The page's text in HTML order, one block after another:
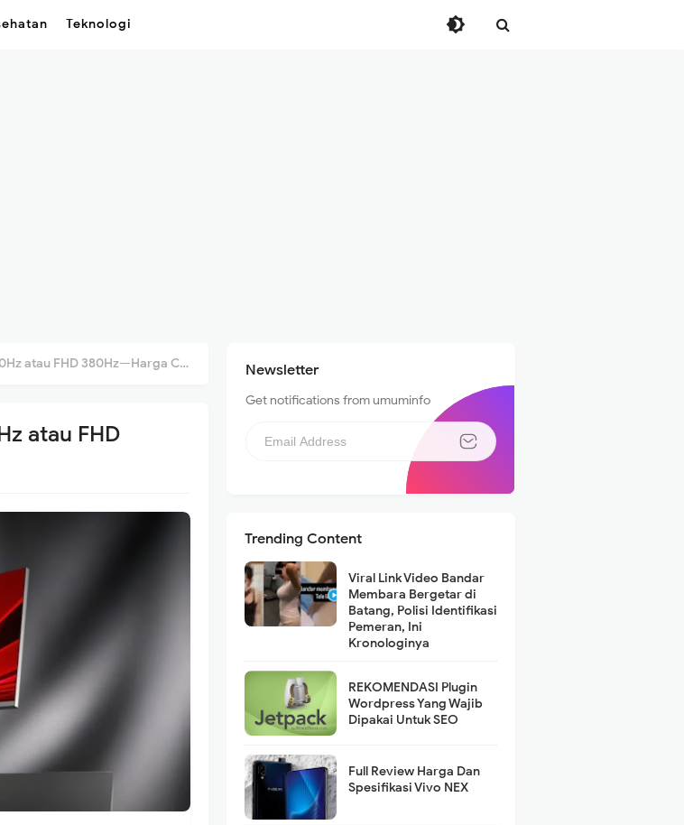
Teknologi
380Hz—Harga Cuma Rp4 Jutaan
atau FHD
Newsletter
Get notifications from umuminfo
Trending Content
Viral Link Video Bandar
Membara Bergetar di
Batang, Polisi Identifikasi
Pemeran, Ini
Kronologinya
REKOMENDASI Plugin
Wordpress Yang Wajib
Dipakai Untuk SEO
Full Review Harga Dan
Spesifikasi Vivo NEX